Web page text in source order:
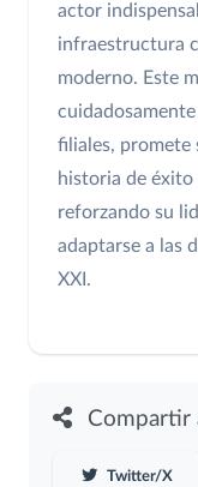
actor
infraestructura
moderno. Este
filiales, promete
historia de éxito
reforzando su
adaptarse a las
XXI.
Compartir
Twitter/X